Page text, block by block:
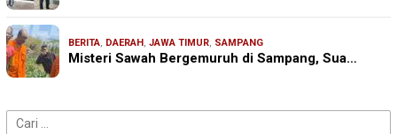
BERITA, DAERAH , JAWA TIMUR, SAMPANG
Misteri Sawah Bergemuruh di Sampang, Sua…
Cari